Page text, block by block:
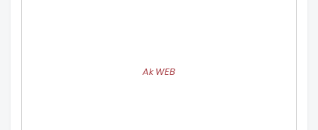
Ak WEB